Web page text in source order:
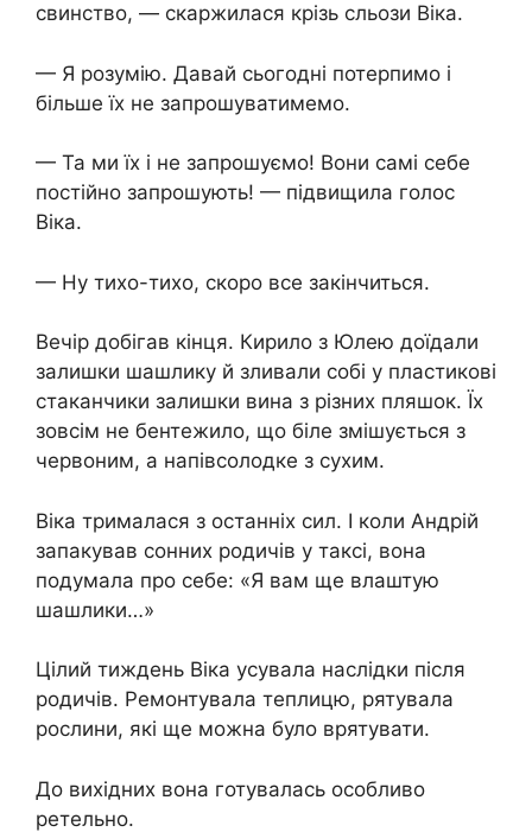
свинство, — скаржилася крізь сльози Віка.
— Я розумію. Давай сьогодні потерпимо і
більше їх не запрошуватимемо.
— Та ми їх і не запрошуємо! Вони самі себе
постійно запрошують! — підвищила голос
Віка.
— Ну тихо-тихо, скоро все закінчиться.
Вечір добігав кінця. Кирило з Юлею доїдали
залишки шашлику й зливали собі у пластикові
стаканчики залишки вина з різних пляшок. Їх
зовсім не бентежило, що біле змішується з
червоним, а напівсолодке з сухим.
Віка трималася з останніх сил. І коли Андрій
запакував сонних родичів у таксі, вона
подумала про себе: «Я вам ще влаштую
шашлики…»
Цілий тиждень Віка усувала наслідки після
родичів. Ремонтувала теплицю, рятувала
рослини, які ще можна було врятувати.
До вихідних вона готувалась особливо
ретельно.